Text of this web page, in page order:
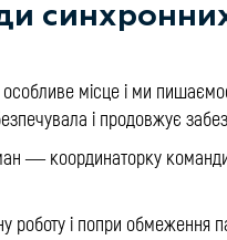
місце і ми
і продовжує
— координаторку
роботу і попри